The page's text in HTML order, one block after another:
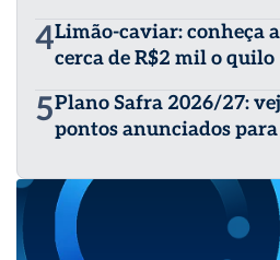
4Limão-caviar: conheça
cerca de R$2 mil o quilo
5Plano Safra 2026/27:
pontos anunciados